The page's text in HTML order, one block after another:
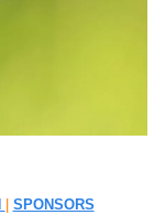
SPONSORS